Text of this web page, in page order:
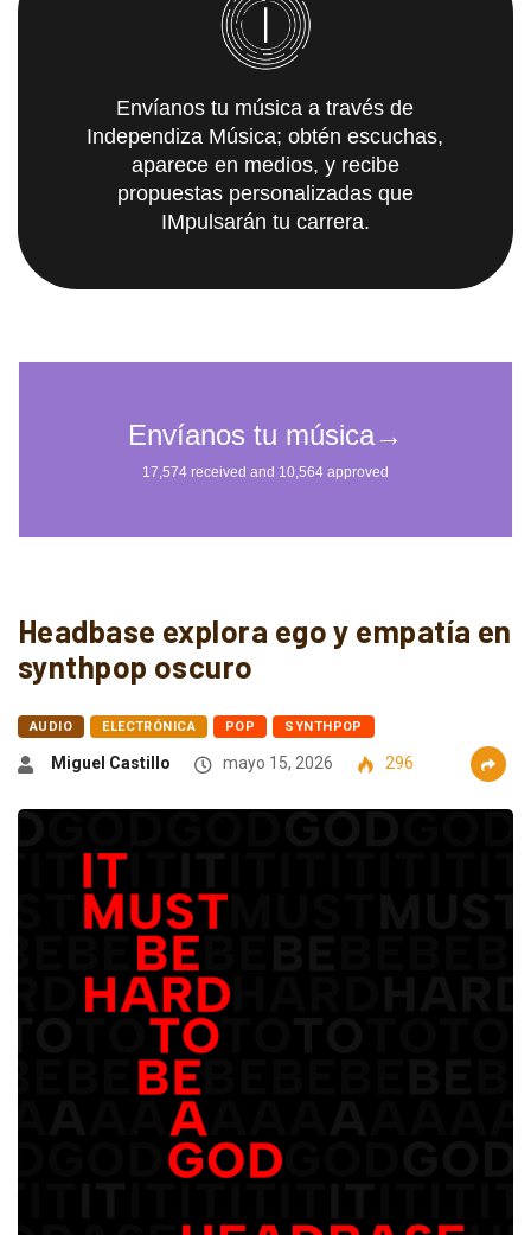
Envíanos tu música a través de
Independiza Música; obtén escuchas,
aparece en medios, y recibe
propuestas personalizadas que
IMpulsarán tu carrera.
Headbase explora ego y empatía en
synthpop oscuro
AUDIO ELECTRÓNICA POP SYNTHPOP
Miguel Castillo mayo 15, 2026 296